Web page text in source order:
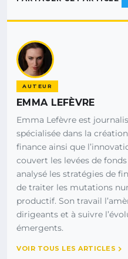
AUTEUR
EMMA LEFÈVRE
Emma Lefèvre est
spécialisée dans la
finance ainsi que
couvert les levées de
analysé les stratégies de
de traiter les mutations
productif. Son travail
dirigeants et à suivre
émergents.
VOIR TOUS LES ARTICLES